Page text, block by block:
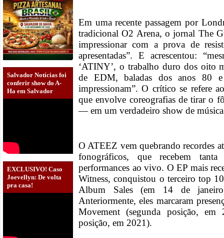
Salvador Notícias foi
conferir show do A-
Ha em Salvador
EXCLUSIVO! Caso
Joevellyn: De volta
pra casa!
Em uma recente passagem por
tradicional O2 Arena, o jornal The
impressionar com a prova de
apresentadas”. E acrescentou:
‘ATINY’, o trabalho duro dos oito
de EDM, baladas dos anos 80
impressionam”. O crítico se refere
que envolve coreografias de tirar o
— em um verdadeiro show de
O ATEEZ vem quebrando recordes
fonográficos, que recebem
performances ao vivo. O EP mais
Witness, conquistou o terceiro top
Album Sales (em 14 de
Anteriormente, eles marcaram
Movement (segunda posição,
posição, em 2021).